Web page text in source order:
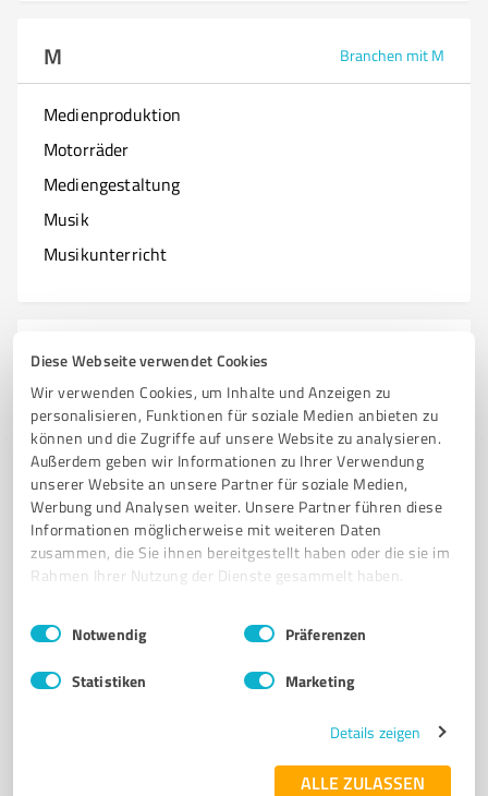
Diese Webseite verwendet Cookies
Wir verwenden Cookies, um Inhalte und Anzeigen zu
personalisieren, Funktionen für soziale Medien anbieten zu
können und die Zugriffe auf unsere Website zu analysieren.
Außerdem geben wir Informationen zu Ihrer Verwendung
unserer Website an unsere Partner für soziale Medien,
Werbung und Analysen weiter. Unsere Partner führen diese
Informationen möglicherweise mit weiteren Daten
zusammen, die Sie ihnen bereitgestellt haben oder die sie im
Rahmen Ihrer Nutzung der Dienste gesammelt haben.
Impressum Datenschutzbestimmungen
Einwilligungsauswahl
Notwendig Präferenzen
Statistiken Marketing
Details zeigen
ALLE ZULASSEN
M Branchen mit M
Medienproduktion
Motorräder
Mediengestaltung
Musik
Musikunterricht
N
Natur & Umwelt
Nagelstudios
O Branchen mit O
Optiker
Onlineshops